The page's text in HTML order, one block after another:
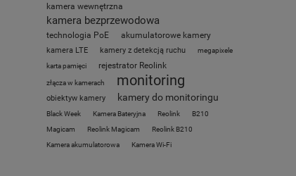
kamera wewnętrzna
kamera bezprzewodowa
technologia PoE akumulatorowe kamery
kamera LTE kamery z detekcją ruchu
megapixele
karta pamięci
rejestrator Reolink
złącza w kamerach monitoring
obiektyw kamery kamery do monitoringu
Black Week Kamera Bateryjna Reolink
B210
Magicam
Reolink Magicam
Reolink B210
Kamera akumulatorowa
Kamera Wi-Fi